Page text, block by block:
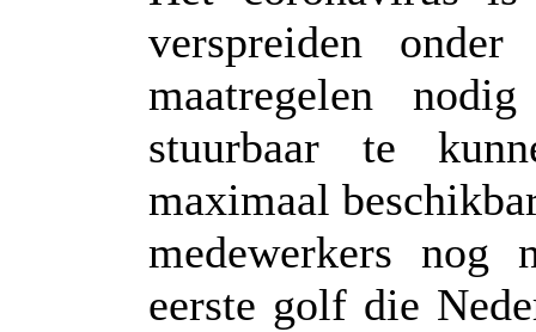
verspreiden
maatregelen
stuurbaar te
maximaal
medewerkers nog
eerste golf die